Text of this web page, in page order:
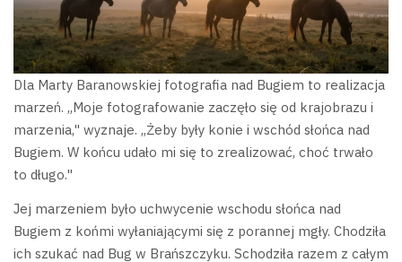
Dla Marty Baranowskiej fotografia nad Bugiem to realizacja
marzeń. „Moje fotografowanie zaczęło się od krajobrazu i
marzenia," wyznaje. „Żeby były konie i wschód słońca nad
Bugiem. W końcu udało mi się to zrealizować, choć trwało
to długo."
Jej marzeniem było uchwycenie wschodu słońca nad
Bugiem z końmi wyłaniającymi się z porannej mgły. Chodziła
ich szukać nad Bug w Brańszczyku. Schodziła razem z całym